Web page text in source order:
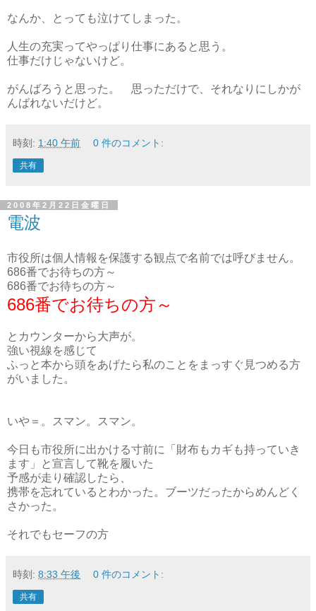
なんか、とっても泣けてしまった。
人生の充実ってやっぱり仕事にあると思う。
仕事だけじゃないけど。
がんばろうと思った。 思っただけで、それなりにしかが
んばれないだけど。
時刻: 1:40 午前 0 件のコメント:
共有
2008年2月22日金曜日
電波
市役所は個人情報を保護する観点で名前では呼びません。
686番でお待ちの方～
686番でお待ちの方～
686番でお待ちの方～
とカウンターから大声が。
強い視線を感じて
ふっと本から頭をあげたら私のことをまっすぐ見つめる方
がいました。
いや＝。スマン。スマン。
今日も市役所に出かける寸前に「財布もカギも持っていき
ます」と宣言して靴を履いた
予感が走り確認したら、
携帯を忘れているとわかった。ブーツだったからめんどく
さかった。
それでもセーフの方
時刻: 8:33 午後 0 件のコメント:
共有